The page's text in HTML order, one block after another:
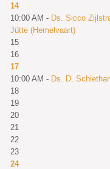
14
10:00 AM - Ds. Sicco
Jütte (Hemelvaart)
15
16
17
10:00 AM - Ds. D.
18
19
20
21
22
23
24